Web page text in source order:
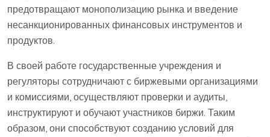
предотвращают монополизацию рынка и введение
несанкционированных финансовых инструментов и
продуктов.
В своей работе государственные учреждения и
регуляторы сотрудничают с биржевыми организациями
и комиссиями, осуществляют проверки и аудиты,
инструктируют и обучают участников биржи. Таким
образом, они способствуют созданию условий для